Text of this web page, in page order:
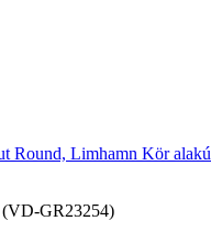
Round, Limhamn Kör alakú
(VD-GR23254)